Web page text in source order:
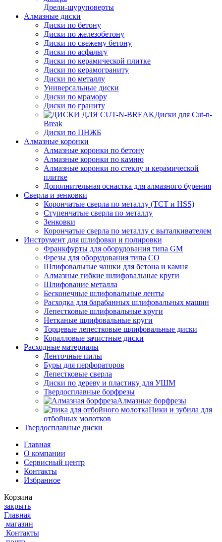
Дрели-шуруповерты
Алмазные диски
Диски по бетону
Диски по железобетону
Диски по свежему бетону
Диски по асфальту
Диски по керамической плитке
Диски по керамограниту
Диски по металлу
Универсальные диски
Диски по мрамору
Диски по граниту
Диски для Cut-n-
Break
Диски по ПНЖБ
Алмазные коронки
Алмазные коронки по бетону
Алмазные коронки по камню
Алмазные коронки по стеклу и керамической
плитке
Дополнительная оснастка для алмазного бурения
Сверла и зенковки
Корончатые сверла по металлу (TCT и HSS)
Ступенчатые сверла по металлу
Зенковки
Корончатые сверла по металлу c выталкивателем
Инструмент для шлифовки и полировки
Франкфурты для оборудования типа GM
Фрезы для оборудования типа СО
Шлифовальные чашки для бетона и камня
Алмазные гибкие шлифовальные круги
Шлифование металла
Бесконечные шлифовальные ленты
Расходка для барабанных шлифовальных машин
Лепестковые шлифовальные круги
Нетканые шлифовальные круги
Торцевые лепестковые шлифовальные диски
Коралловые зачистные диски
Расходные материалы
Ленточные пилы
Буры для перфораторов
Лепестковые сверла
Диски по дереву и пластику для УШМ
Твердосплавные борфрезы
Алмазные борфрезы
Пики и зубила для
отбойных молотков
Твердосплавные диски
Главная
О компании
Сервисный центр
Контакты
Избранное
Корзина
закрыть
Главная
магазин
Контакты